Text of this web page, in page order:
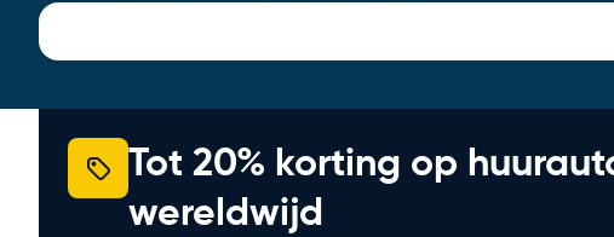
Tot 20% korting op
wereldwijd